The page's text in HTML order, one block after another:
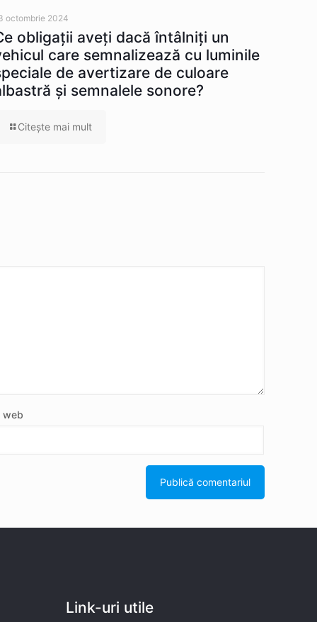
octombrie 2024
obligaţii aveţi dacă întâlniţi un
care semnalizează cu luminile
de avertizare de culoare
şi semnalele sonore?
Citeşte mai mult
web
Link-uri utile